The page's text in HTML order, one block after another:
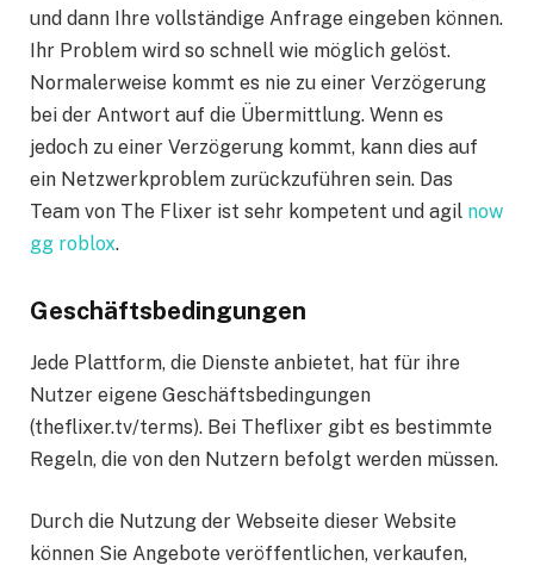
und dann Ihre vollständige Anfrage eingeben können.
Ihr Problem wird so schnell wie möglich gelöst.
Normalerweise kommt es nie zu einer Verzögerung
bei der Antwort auf die Übermittlung. Wenn es
jedoch zu einer Verzögerung kommt, kann dies auf
ein Netzwerkproblem zurückzuführen sein. Das
Team von The Flixer ist sehr kompetent und agil now
gg roblox.
Geschäftsbedingungen
Jede Plattform, die Dienste anbietet, hat für ihre
Nutzer eigene Geschäftsbedingungen
(theflixer.tv/terms). Bei Theflixer gibt es bestimmte
Regeln, die von den Nutzern befolgt werden müssen.
Durch die Nutzung der Webseite dieser Website
können Sie Angebote veröffentlichen, verkaufen,